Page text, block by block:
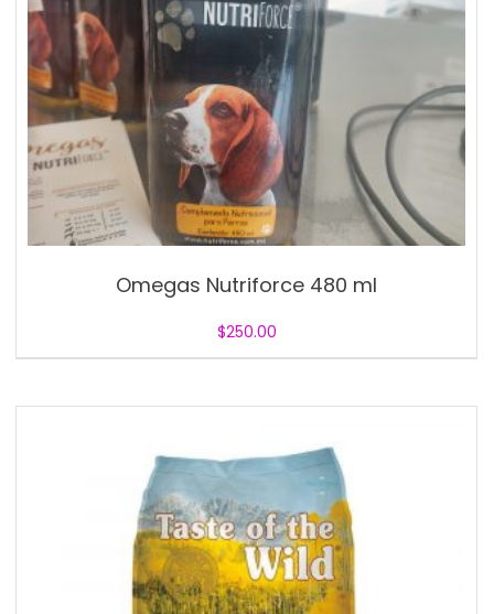
Omegas Nutriforce 480 ml
$250.00